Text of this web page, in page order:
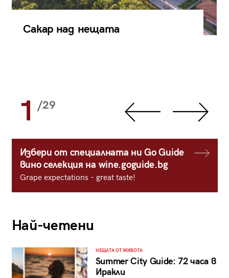
Сакар над нещата
1 /29
Избери от специалната ни Go Guide
вино селекция на wine.goguide.bg
Grape expectations - great taste!
Най-четени
НЕЩАТА ОТ ЖИВОТА
Summer City Guide: 72 часа в
Иракли